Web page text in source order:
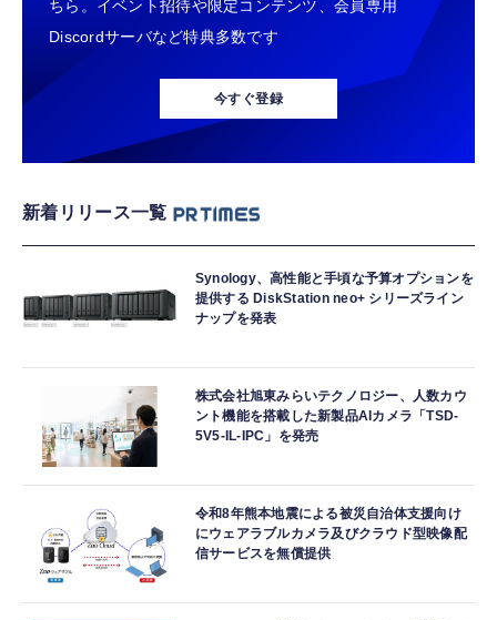
ちら。イベント招待や限定コンテンツ、会員専用
Discordサーバなど特典多数です
今すぐ登録
新着リリース一覧
Synology、高性能と手頃な予算オプションを
提供する DiskStation neo+ シリーズライン
ナップを発表
株式会社旭東みらいテクノロジー、人数カウ
ント機能を搭載した新製品AIカメラ「TSD-
5V5-IL-IPC」を発売
令和8年熊本地震による被災自治体支援向け
にウェアラブルカメラ及びクラウド型映像配
信サービスを無償提供